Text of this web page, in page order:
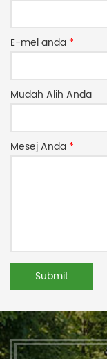
E-mel anda *
Mudah Alih Anda
Mesej Anda *